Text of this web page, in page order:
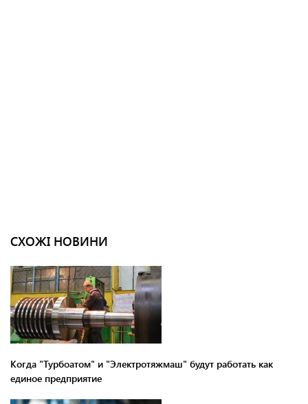
СХОЖІ НОВИНИ
Когда "Турбоатом" и "Электротяжмаш" будут работать как
единое предприятие